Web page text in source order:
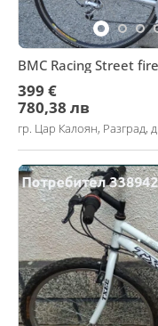
BMC Racing Street
399 €
780,38 лв
гр. Цар Калоян, Разград,